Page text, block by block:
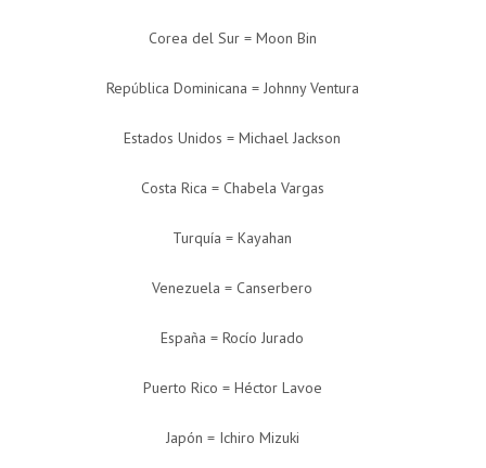
Corea del Sur = Moon Bin
República Dominicana = Johnny Ventura
Estados Unidos = Michael Jackson
Costa Rica = Chabela Vargas
Turquía = Kayahan
Venezuela = Canserbero
España = Rocío Jurado
Puerto Rico = Héctor Lavoe
Japón = Ichiro Mizuki